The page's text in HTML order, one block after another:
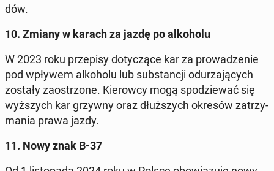
dów.
10. Zmiany w karach za jazdę po al­ko­ho­lu
W 2023 roku prze­pi­sy do­ty­czą­ce kar za pro­wa­dze­nie
pod wpływem al­ko­ho­lu lub sub­stan­cji odu­rza­ją­cych
zostały za­ostrzo­ne. Kie­row­cy mogą spo­dzie­wać się
wyż­szych kar grzywny oraz dłuż­szych okresów za­trzy­
ma­nia prawa jazdy.
11. Nowy znak B-37